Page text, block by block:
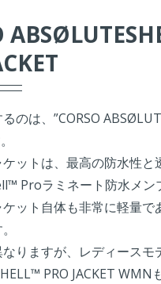
のは、”CORSO
ットは、最高の防水性と
Proラミネート防水メン
ット自体も非常に軽量で
りますが、レディースモ
PRO JACKET WMN